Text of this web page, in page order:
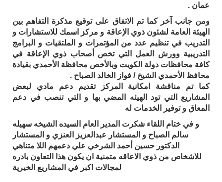
عمان .
ومن جانب آخر كما تم الاتفاق على توقيع مذكرة التفاهم بين
الهيئة العامة لشئون ذوي الإعاقة و مركز اسمك للاستشارات و
التدريب في تنظيم عدد من المؤتمرات و الملتقيات و البرامج
التدريبية وورش العمل التي تخص أصحاب ذوي الإعاقة في
كافة محافظات دولة الكويت وبالأخص محافظة الأحمدي بقيادة
محافظ الأحمدي الشيخ / فواز الخالد الصباح .
كما تم مناقشة امكانية المركز تقديم دعم مادي لبعض
المشاريع التي تود الهيئه المضي بها و التي تنصب في دعم
المعاق و توفير الخدمات له
و في ختام اللقاء شكرت المدير العام السيده الشيخه سهيله
سالم الصباح و المستشار عبدالعزيز العنزي و المستشار
الدكتور حسين أحمد الشرخي علي دعمهم اللا متناهي
للاشخاص من ذوي الاعاقه متمنية ان يكون هذا التعاون بادره
لمجالات اكبر في المشاريع الخيرية